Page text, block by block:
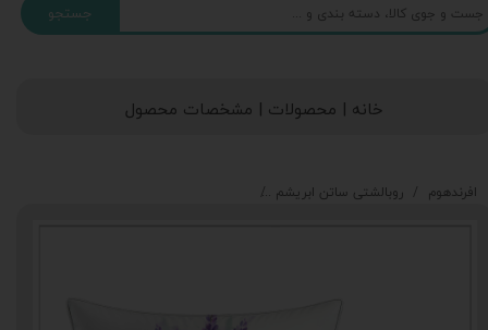
جستجو
خروج از حساب کاربری
خانه | محصولات | مشخصات محصول
افرندهوم روبالشتی ساتن ابریشم